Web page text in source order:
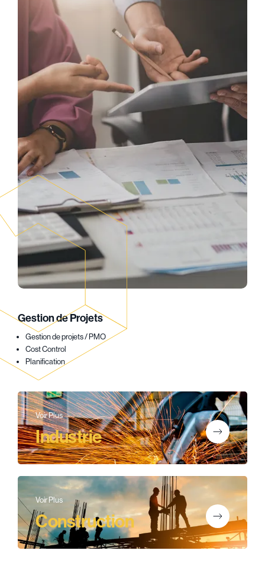
Gestion de Projets
Gestion de projets / PMO
Cost Control
Planification
Voir Plus
Industrie
Voir Plus
Construction